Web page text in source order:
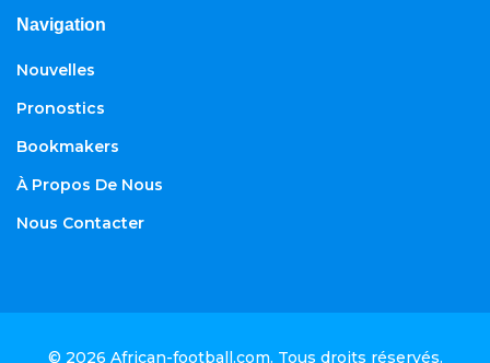
Navigation
Nouvelles
Pronostics
Bookmakers
À Propos De Nous
Nous Contacter
© 2026 African-football.com. Tous droits réservés.